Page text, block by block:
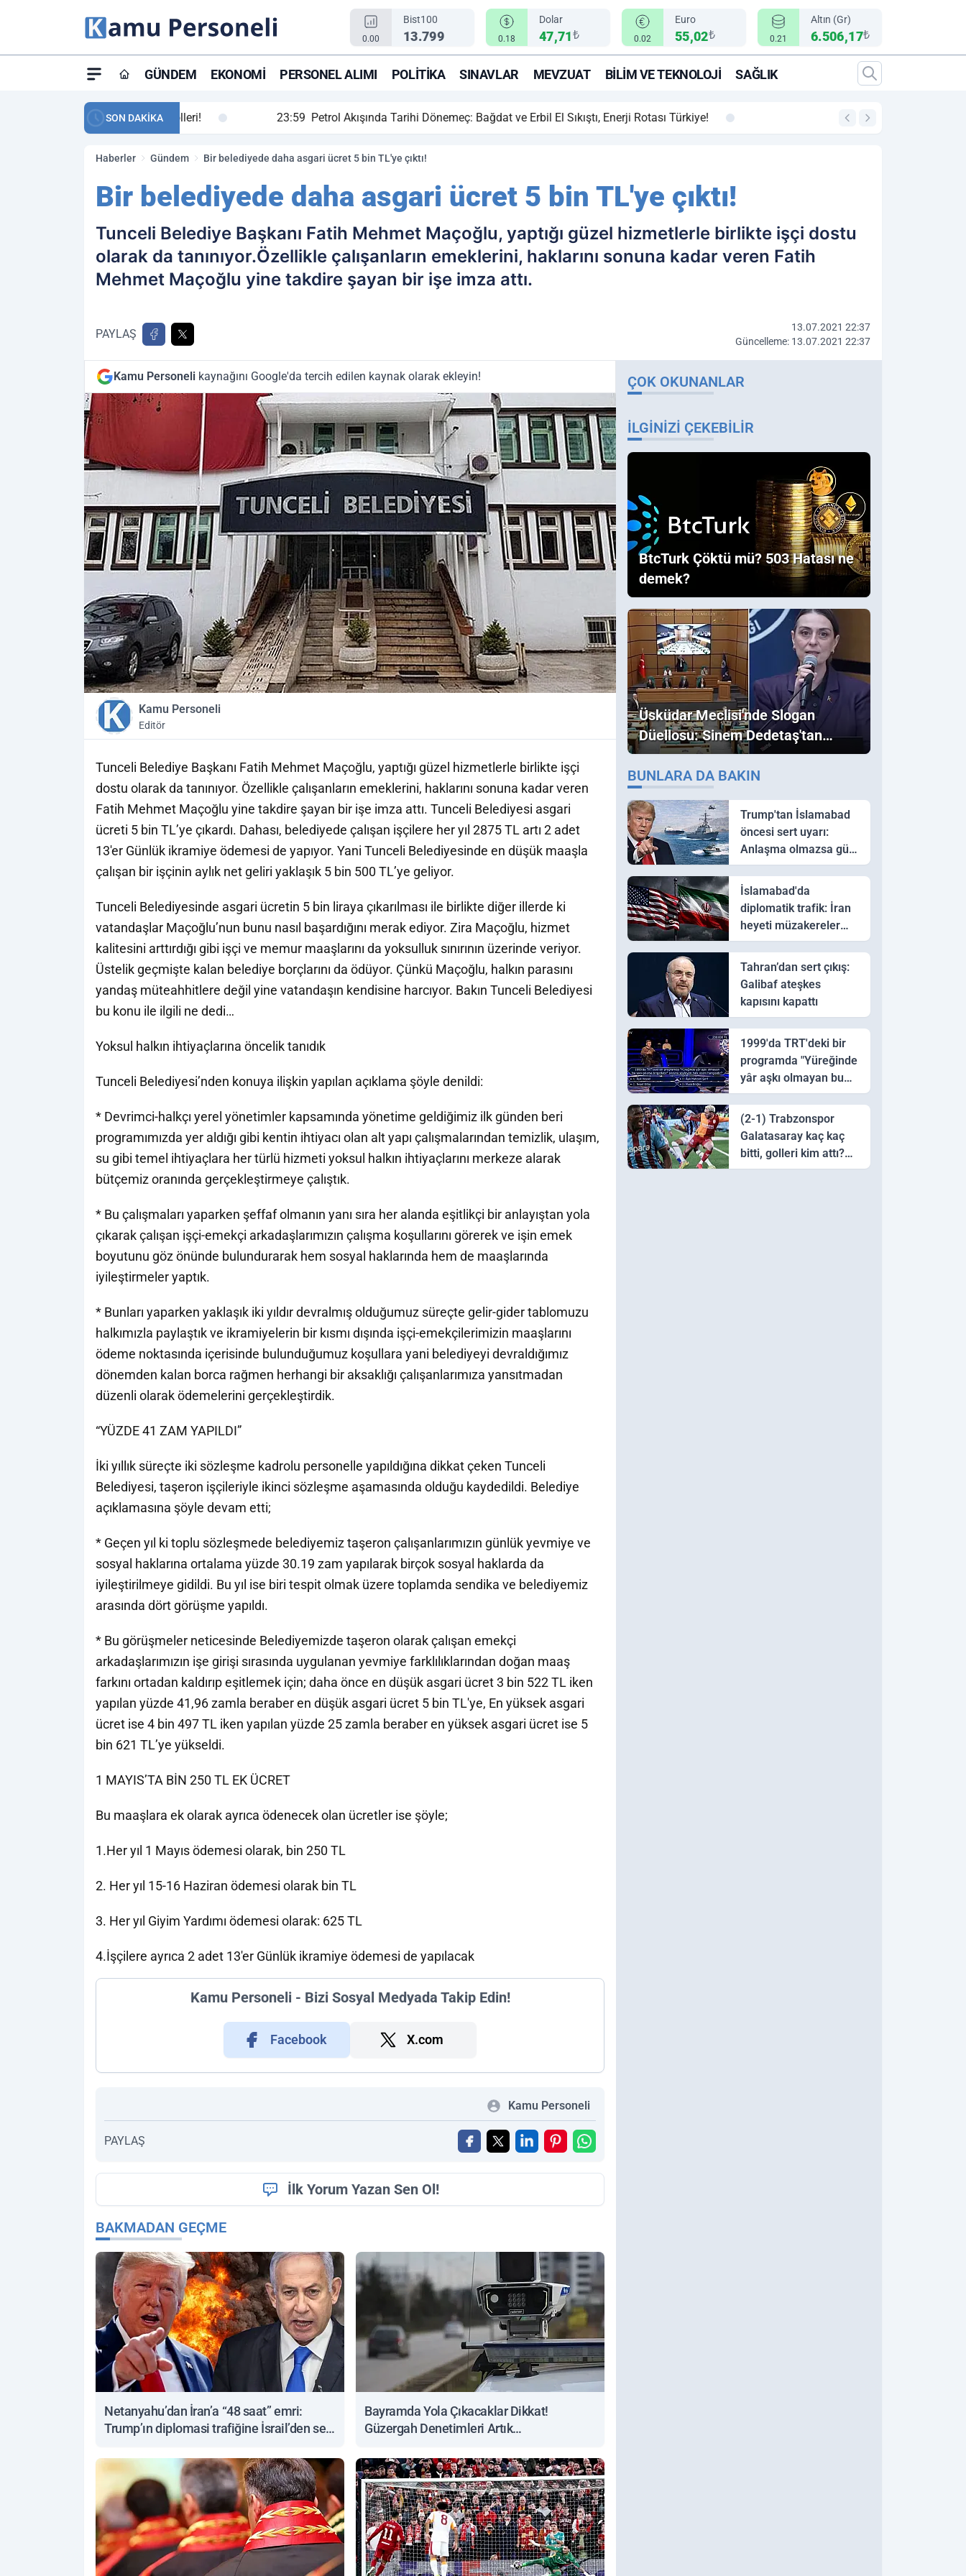
0.00
Bist100
13.799 0.18
Dolar
47,71₺ 0.02
Euro
55,02₺ 0.21
Altın (Gr)
6.506,17₺
GÜNDEM EKONOMI PERSONEL ALIMI POLITIKA SINAVLAR MEVZUAT BILIM VE TEKNOLOJI SAĞLIK
SON DAKİKA
maç özeti ve golleri! 23:59 Petrol Akışında Tarihi Dönemeç: Bağdat ve Erbil El Sıkıştı, Enerji Rotası Türkiye! 00:12
Haberler Gündem Bir belediyede daha asgari ücret 5 bin TL'ye çıktı!
Bir belediyede daha asgari ücret 5 bin TL'ye çıktı!
Tunceli Belediye Başkanı Fatih Mehmet Maçoğlu, yaptığı güzel hizmetlerle birlikte işçi dostu
olarak da tanınıyor.Özellikle çalışanların emeklerini, haklarını sonuna kadar veren Fatih
Mehmet Maçoğlu yine takdire şayan bir işe imza attı.
PAYLAŞ
13.07.2021 22:37
Güncelleme: 13.07.2021 22:37
Kamu Personeli kaynağını Google'da tercih edilen kaynak olarak ekleyin!
Kamu Personeli
Editör
Tunceli Belediye Başkanı Fatih Mehmet Maçoğlu, yaptığı güzel hizmetlerle birlikte işçi
dostu olarak da tanınıyor. Özellikle çalışanların emeklerini, haklarını sonuna kadar veren
Fatih Mehmet Maçoğlu yine takdire şayan bir işe imza attı. Tunceli Belediyesi asgari
ücreti 5 bin TL’ye çıkardı. Dahası, belediyede çalışan işçilere her yıl 2875 TL artı 2 adet
13'er Günlük ikramiye ödemesi de yapıyor. Yani Tunceli Belediyesinde en düşük maaşla
çalışan bir işçinin aylık net geliri yaklaşık 5 bin 500 TL’ye geliyor.
Tunceli Belediyesinde asgari ücretin 5 bin liraya çıkarılması ile birlikte diğer illerde ki
vatandaşlar Maçoğlu’nun bunu nasıl başardığını merak ediyor. Zira Maçoğlu, hizmet
kalitesini arttırdığı gibi işçi ve memur maaşlarını da yoksulluk sınırının üzerinde veriyor.
Üstelik geçmişte kalan belediye borçlarını da ödüyor. Çünkü Maçoğlu, halkın parasını
yandaş müteahhitlere değil yine vatandaşın kendisine harcıyor. Bakın Tunceli Belediyesi
bu konu ile ilgili ne dedi…
Yoksul halkın ihtiyaçlarına öncelik tanıdık
Tunceli Belediyesi’nden konuya ilişkin yapılan açıklama şöyle denildi:
* Devrimci-halkçı yerel yönetimler kapsamında yönetime geldiğimiz ilk günden beri
programımızda yer aldığı gibi kentin ihtiyacı olan alt yapı çalışmalarından temizlik, ulaşım,
su gibi temel ihtiyaçlara her türlü hizmeti yoksul halkın ihtiyaçlarını merkeze alarak
bütçemiz oranında gerçekleştirmeye çalıştık.
* Bu çalışmaları yaparken şeffaf olmanın yanı sıra her alanda eşitlikçi bir anlayıştan yola
çıkarak çalışan işçi-emekçi arkadaşlarımızın çalışma koşullarını görerek ve işin emek
boyutunu göz önünde bulundurarak hem sosyal haklarında hem de maaşlarında
iyileştirmeler yaptık.
* Bunları yaparken yaklaşık iki yıldır devralmış olduğumuz süreçte gelir-gider tablomuzu
halkımızla paylaştık ve ikramiyelerin bir kısmı dışında işçi-emekçilerimizin maaşlarını
ödeme noktasında içerisinde bulunduğumuz koşullara yani belediyeyi devraldığımız
dönemden kalan borca rağmen herhangi bir aksaklığı çalışanlarımıza yansıtmadan
düzenli olarak ödemelerini gerçekleştirdik.
“YÜZDE 41 ZAM YAPILDI”
İki yıllık süreçte iki sözleşme kadrolu personelle yapıldığına dikkat çeken Tunceli
Belediyesi, taşeron işçileriyle ikinci sözleşme aşamasında olduğu kaydedildi. Belediye
açıklamasına şöyle devam etti;
* Geçen yıl ki toplu sözleşmede belediyemiz taşeron çalışanlarımızın günlük yevmiye ve
sosyal haklarına ortalama yüzde 30.19 zam yapılarak birçok sosyal haklarda da
iyileştirilmeye gidildi. Bu yıl ise biri tespit olmak üzere toplamda sendika ve belediyemiz
arasında dört görüşme yapıldı.
* Bu görüşmeler neticesinde Belediyemizde taşeron olarak çalışan emekçi
arkadaşlarımızın işe girişi sırasında uygulanan yevmiye farklılıklarından doğan maaş
farkını ortadan kaldırıp eşitlemek için; daha önce en düşük asgari ücret 3 bin 522 TL iken
yapılan yüzde 41,96 zamla beraber en düşük asgari ücret 5 bin TL'ye, En yüksek asgari
ücret ise 4 bin 497 TL iken yapılan yüzde 25 zamla beraber en yüksek asgari ücret ise 5
bin 621 TL’ye yükseldi.
1 MAYIS’TA BİN 250 TL EK ÜCRET
Bu maaşlara ek olarak ayrıca ödenecek olan ücretler ise şöyle;
1.Her yıl 1 Mayıs ödemesi olarak, bin 250 TL
2. Her yıl 15-16 Haziran ödemesi olarak bin TL
3. Her yıl Giyim Yardımı ödemesi olarak: 625 TL
4.İşçilere ayrıca 2 adet 13'er Günlük ikramiye ödemesi de yapılacak
Kamu Personeli - Bizi Sosyal Medyada Takip Edin!
Facebook X.com
Kamu Personeli
PAYLAŞ
İlk Yorum Yazan Sen Ol!
BAKMADAN GEÇME
Netanyahu’dan İran’a “48 saat” emri:
Trump’ın diplomasi trafiğine İsrail’den sert
Bayramda Yola Çıkacaklar Dikkat!
Güzergah Denetimleri Artık
ÇOK OKUNANLAR
İLGINIZI ÇEKEBILIR
BtcTurk Çöktü mü? 503 Hatası ne
demek?
Üsküdar Meclisi'nde Slogan
Düellosu: Sinem Dedetaş'tan
Ezber Bozan "Erdoğan" ve
"İmamoğlu" Çıkışı!
BUNLARA DA BAKIN
Trump'tan İslamabad
öncesi sert uyarı:
Anlaşma olmazsa güç
kullanırız
İslamabad'da
diplomatik trafik: İran
heyeti müzakereler
için Pakistan'a ulaştı
Tahran’dan sert çıkış:
Galibaf ateşkes
kapısını kapattı
1999'da TRT'deki bir
programda "Yüreğinde
yâr aşkı olmayan bu
sazı çalarsa tingirdatır"
sözünü söyleyen halk
ozanı hangisidir?
(2-1) Trabzonspor
Galatasaray kaç kaç
bitti, golleri kim attı?
Trabzonspor